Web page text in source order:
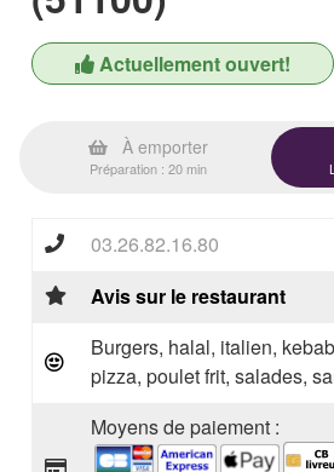
Actuellement ouvert!
À emporter
Préparation : 20 min
03.26.82.16.80
Avis sur le restaurant
Burgers, halal, italien,
pizza, poulet frit, salades,
Moyens de paiement :